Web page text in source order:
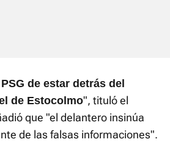
de estar detrás del
de Estocolmo", tituló el
que "el delantero insinúa
de las falsas informaciones".